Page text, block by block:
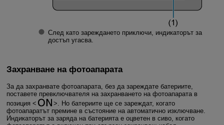
След като зареждането приключи, индикаторът за
достъп угасва.
Захранване на фотоапарата
За да захранвате фотоапарата, без да зареждате батериите,
поставете превключвателя на захранването на фотоапарата в
позиция
. Но батериите ще се зареждат, когато
фотоапаратът премине в състояние на автоматично изключване.
Индикаторът за заряда на батерията е оцветен в сиво, когато